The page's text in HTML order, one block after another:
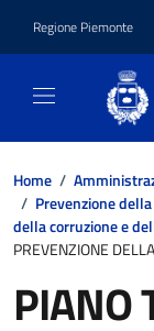
Regione Piemonte
Home /
/ Prevenzione
della corruzione e
PREVENZIONE
PIANO